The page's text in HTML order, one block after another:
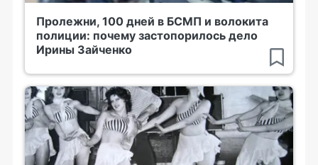
Пролежни, 100 дней в БСМП и волокита
полиции: почему застопорилось дело
Ирины Зайченко